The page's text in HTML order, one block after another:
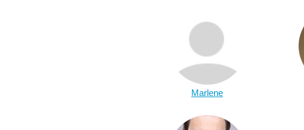
Marlene